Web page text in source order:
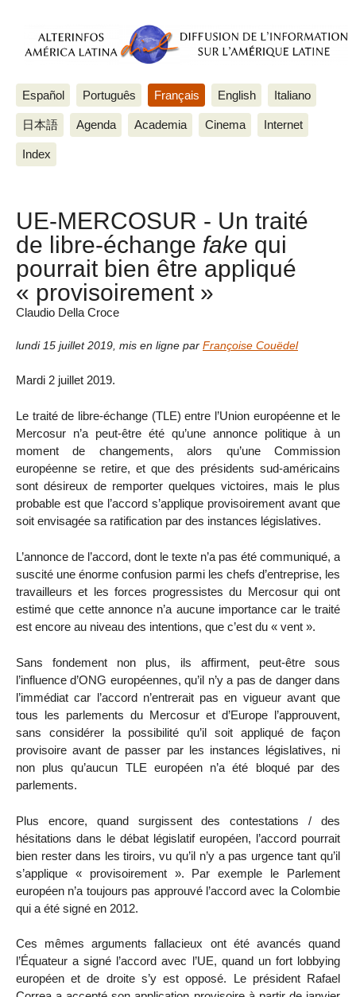
Español Português Français English Italiano
日本語 Agenda Academia Cinema Internet
Index
UE-MERCOSUR - Un traité
de libre-échange fake qui
pourrait bien être appliqué
« provisoirement »
Claudio Della Croce
lundi 15 juillet 2019 mis en ligne par Françoise Couëdel
Mardi 2 juillet 2019.
Le traité de libre-échange (TLE) entre l’Union européenne et le
Mercosur n’a peut-être été qu’une annonce politique à un
moment de changements, alors qu’une Commission
européenne se retire, et que des présidents sud-américains
sont désireux de remporter quelques victoires, mais le plus
probable est que l’accord s’applique provisoirement avant que
soit envisagée sa ratification par des instances législatives.
L’annonce de l’accord, dont le texte n’a pas été communiqué, a
suscité une énorme confusion parmi les chefs d’entreprise, les
travailleurs et les forces progressistes du Mercosur qui ont
estimé que cette annonce n’a aucune importance car le traité
est encore au niveau des intentions, que c’est du « vent ».
Sans fondement non plus, ils affirment, peut-être sous
l’influence d’ONG européennes, qu’il n’y a pas de danger dans
l’immédiat car l’accord n’entrerait pas en vigueur avant que
tous les parlements du Mercosur et d’Europe l’approuvent,
sans considérer la possibilité qu’il soit appliqué de façon
provisoire avant de passer par les instances législatives, ni
non plus qu’aucun TLE européen n’a été bloqué par des
parlements.
Plus encore, quand surgissent des contestations / des
hésitations dans le débat législatif européen, l’accord pourrait
bien rester dans les tiroirs, vu qu’il n’y a pas urgence tant qu’il
s’applique « provisoirement ». Par exemple le Parlement
européen n’a toujours pas approuvé l’accord avec la Colombie
qui a été signé en 2012.
Ces mêmes arguments fallacieux ont été avancés quand
l’Équateur a signé l’accord avec l’UE, quand un fort lobbying
européen et de droite s’y est opposé. Le président Rafael